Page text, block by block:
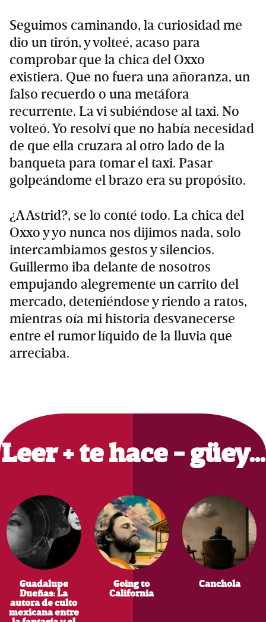
Seguimos caminando, la curiosidad me
dio un tirón, y volteé, acaso para
comprobar que la chica del Oxxo
existiera. Que no fuera una añoranza, un
falso recuerdo o una metáfora
recurrente. La vi subiéndose al taxi. No
volteó. Yo resolví que no había necesidad
de que ella cruzara al otro lado de la
banqueta para tomar el taxi. Pasar
golpeándome el brazo era su propósito.
¿A Astrid?, se lo conté todo. La chica del
Oxxo y yo nunca nos dijimos nada, solo
intercambiamos gestos y silencios.
Guillermo iba delante de nosotros
empujando alegremente un carrito del
mercado, deteniéndose y riendo a ratos,
mientras oía mi historia desvanecerse
entre el rumor líquido de la lluvia que
arreciaba.
Primary
Sidebar
Leer + te hace - güey…
Guadalupe
Dueñas: La
autora de culto
mexicana entre
Going to
California
Canchola